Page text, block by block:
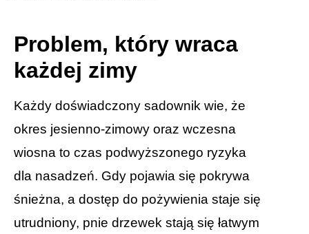
Problem, który wraca
każdej zimy
Każdy doświadczony sadownik wie, że
okres jesienno-zimowy oraz wczesna
wiosna to czas podwyższonego ryzyka
dla nasadzeń. Gdy pojawia się pokrywa
śnieżna, a dostęp do pożywienia staje się
utrudniony, pnie drzewek stają się łatwym